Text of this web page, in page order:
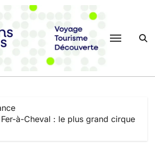
à-Cheval : le plus grand cirque